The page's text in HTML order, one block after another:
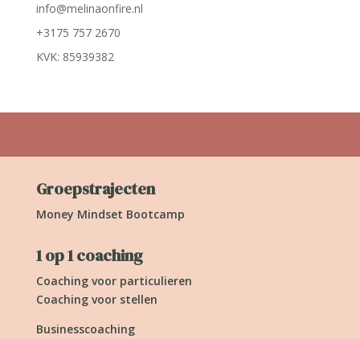
info@melinaonfire.nl
+3175 757 2670
KVK: 85939382
Groepstrajecten
Money Mindset Bootcamp
1 op 1 coaching
Coaching voor particulieren
Coaching voor stellen
Businesscoaching